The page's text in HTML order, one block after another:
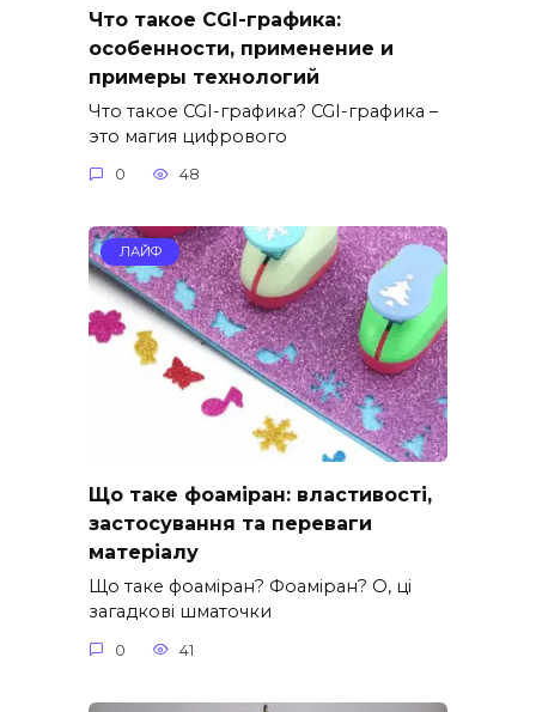
Что такое CGI-графика:
особенности, применение и
примеры технологий
Что такое CGI-графика? CGI-графика –
это магия цифрового
0 48
ЛАЙФ
Що таке фоаміран: властивості,
застосування та переваги
матеріалу
Що таке фоаміран? Фоаміран? О, ці
загадкові шматочки
0 41